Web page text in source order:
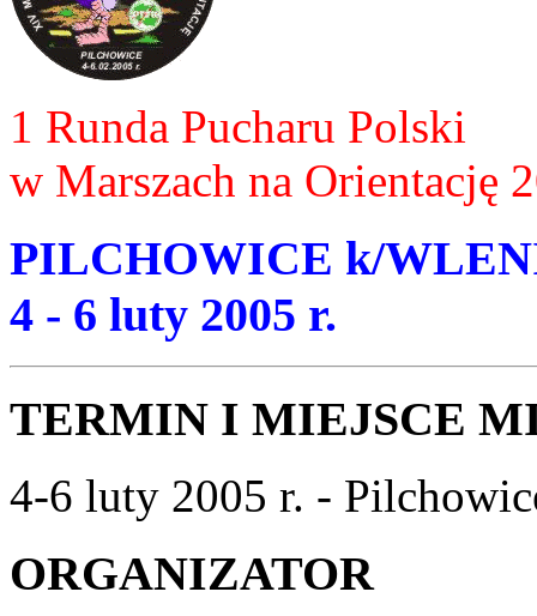
1 Runda Pucharu Polski
w Marszach na Orientację
PILCHOWICE k/
4 - 6 luty 2005 r.
TERMIN I MIEJSCE
4-6 luty 2005 r. -
ORGANIZATOR